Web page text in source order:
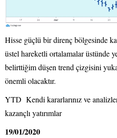
Hisse güçlü bir direnç bölgesinde
üstel hareketli ortalamalar üstünde
belirttiğim düşen trend çizgisini
önemli olacaktır.
YTD Kendi kararlarınız ve
kazançlı yatırımlar
19/01/2020